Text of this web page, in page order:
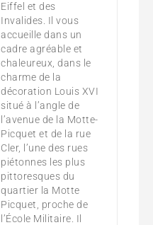
Eiffel et des
Invalides. Il vous
accueille dans un
cadre agréable et
chaleureux, dans le
charme de la
décoration Louis XVI
situé à l’angle de
l’avenue de la Motte-
Picquet et de la rue
Cler, l’une des rues
piétonnes les plus
pittoresques du
quartier la Motte
Picquet, proche de
l’École Militaire. Il